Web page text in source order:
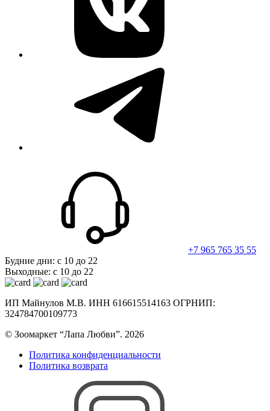
+7 965 765 35 55
Будние дни: с 10 до 22
Выходные: с 10 до 22
ИП Майнулов М.В. ИНН 616615514163 ОГРНИП:
324784700109773
© Зоомаркет “Лапа Любви”. 2026
Политика конфиденциальности
Политика возврата